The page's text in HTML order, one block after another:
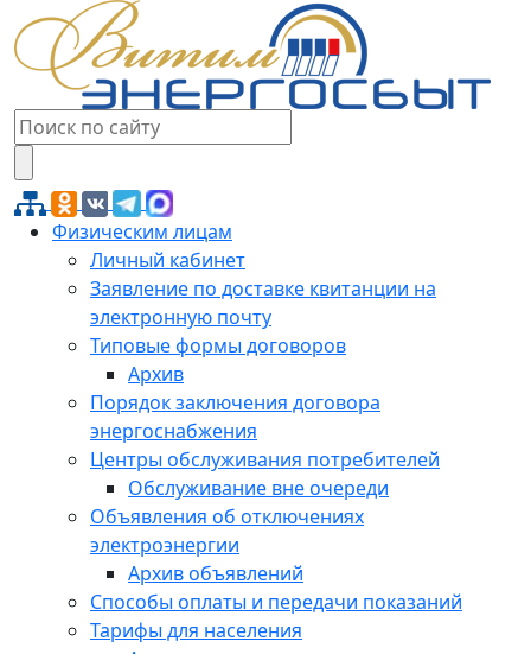
Физическим лицам
Личный кабинет
Заявление по доставке квитанции на
электронную почту
Типовые формы договоров
Архив
Порядок заключения договора
энергоснабжения
Центры обслуживания потребителей
Обслуживание вне очереди
Объявления об отключениях
электроэнергии
Архив объявлений
Способы оплаты и передачи показаний
Тарифы для населения